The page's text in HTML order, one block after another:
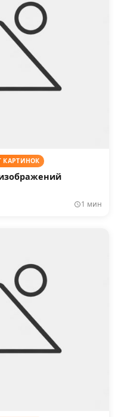
КАРТИНОК
1 мин